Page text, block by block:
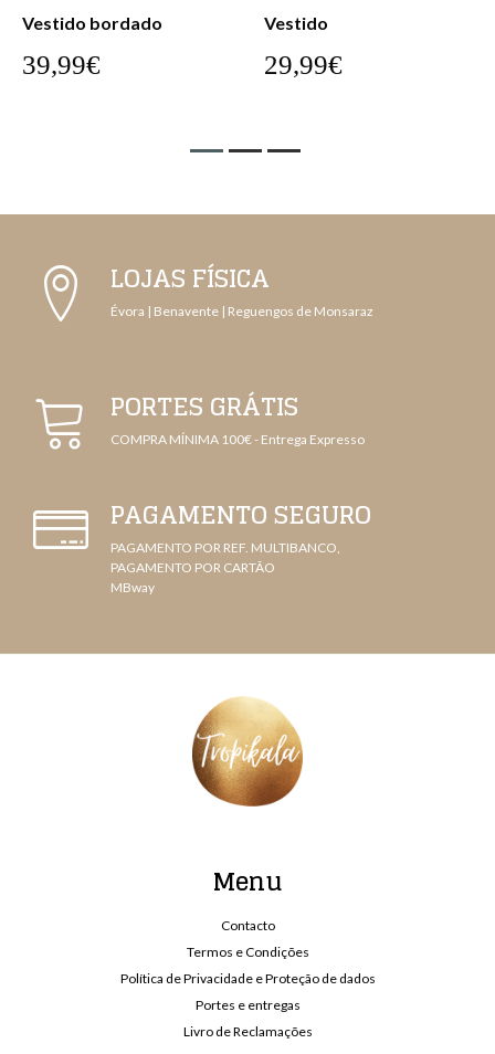
Vestido
29,99€
Vestido
29,99€
LOJAS FÍSICA
Évora | Benavente | Reguengos de Monsaraz
PORTES GRÁTIS
COMPRA MÍNIMA 100€ - Entrega Expresso
PAGAMENTO SEGURO
PAGAMENTO POR REF. MULTIBANCO,
PAGAMENTO POR CARTÃO
MBway
Menu
Contacto
Termos e Condições
Política de Privacidade e Proteção de dados
Portes e entregas
Livro de Reclamações